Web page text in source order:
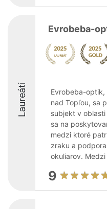
Laureáti
Evrobeba-
Evrobeba-optik,
nad Topľou, sa
subjekt v
sa na
medzi ktoré
zraku a
okuliarov. Medzi
9